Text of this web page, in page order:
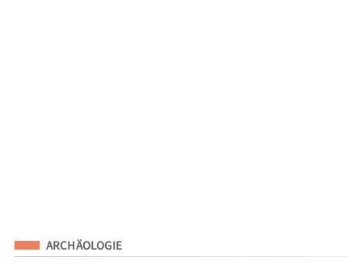
Eingeordnet unter
ARCHÄOLOGIE